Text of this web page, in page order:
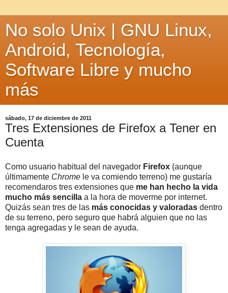
No solo Unix | GNU Linux,
Android, Tecnología,
Software Libre y mucho
más
sábado, 17 de diciembre de 2011
Tres Extensiones de Firefox a Tener en
Cuenta
Como usuario habitual del navegador Firefox (aunque
últimamente Chrome le va comiendo terreno) me gustaría
recomendaros tres extensiones que me han hecho la vida
mucho más sencilla a la hora de moverme por internet.
Quizás sean tres de las más conocidas y valoradas dentro
de su terreno, pero seguro que habrá alguien que no las
tenga agregadas y le sean de ayuda.